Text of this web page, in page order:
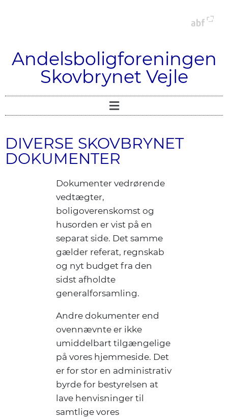
Andelsboligforeningen
Skovbrynet Vejle
DIVERSE SKOVBRYNET
DOKUMENTER
Dokumenter vedrørende
vedtægter,
boligoverenskomst og
husorden er vist på en
separat side. Det samme
gælder referat, regnskab
og nyt budget fra den
sidst afholdte
generalforsamling.
Andre dokumenter end
ovennævnte er ikke
umiddelbart tilgængelige
på vores hjemmeside. Det
er for stor en administrativ
byrde for bestyrelsen at
lave henvisninger til
samtlige vores